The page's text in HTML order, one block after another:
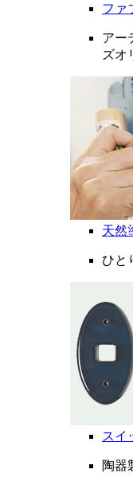
ファ
アー
ズオ
天然
ひと
スイ
陶器